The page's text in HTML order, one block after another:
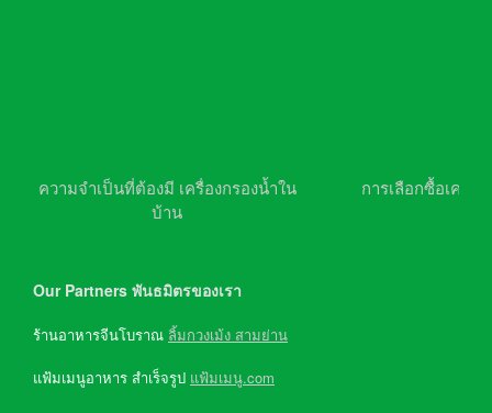
ความจำเป็นที่ต้องมี เครื่องกรองน้ำใน
บ้าน
การเลือกซื้อเครื่อ
Our Partners พันธมิตรของเรา
ร้านอาหารจีนโบราณ ลิ้มกวงเม้ง สามย่าน
แฟ้มเมนูอาหาร สำเร็จรูป แฟ้มเมนู.com